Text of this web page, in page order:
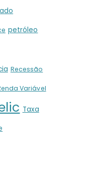
petróleo
Recessão
Variável
Taxa